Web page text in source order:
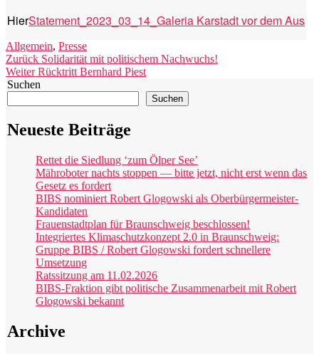
HierStatement_2023_03_14_Galeria Karstadt vor dem Aus
Kategorien
Allgemein, Presse
Beitragsnavigation
Zurück Vorheriger
Beitrag:
Solidarität mit politischem Nachwuchs!
Weiter Nächster
Beitrag:
Rücktritt Bernhard Piest
Suchen
Suchen
Neueste Beiträge
Rettet die Siedlung ‘zum Ölper See’
Mähroboter nachts stoppen — bitte jetzt, nicht erst wenn das
Gesetz es fordert
BIBS nominiert Robert Glogowski als Oberbürgermeister-
Kandidaten
Frauenstadtplan für Braunschweig beschlossen!
Integriertes Klimaschutzkonzept 2.0 in Braunschweig:
Gruppe BIBS / Robert Glogowski fordert schnellere
Umsetzung
Ratssitzung am 11.02.2026
BIBS-Fraktion gibt politische Zusammenarbeit mit Robert
Glogowski bekannt
Archive